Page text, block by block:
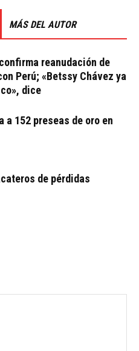
MÁS DEL AUTOR
reanudación de
Perú; «Betssy Chávez ya
dice
a 152 preseas de oro en
de pérdidas